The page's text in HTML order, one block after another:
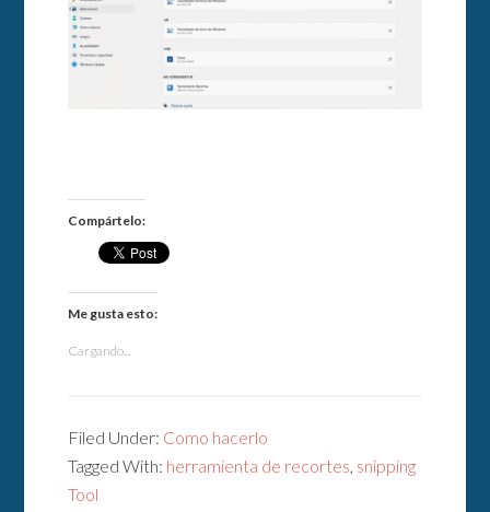
Compártelo:
Me gusta esto:
Cargando...
Filed Under: Como hacerlo
Tagged With: herramienta de recortes, snipping
Tool